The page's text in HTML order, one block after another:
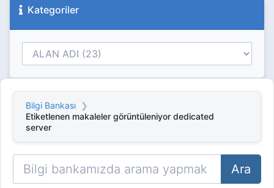
Kategoriler
Bilgi Bankası
Etiketlenen makaleler görüntüleniyor dedicated
server
Ara